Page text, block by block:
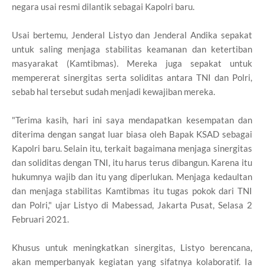
negara usai resmi dilantik sebagai Kapolri baru.
Usai bertemu, Jenderal Listyo dan Jenderal Andika sepakat
untuk saling menjaga stabilitas keamanan dan ketertiban
masyarakat (Kamtibmas). Mereka juga sepakat untuk
mempererat sinergitas serta soliditas antara TNI dan Polri,
sebab hal tersebut sudah menjadi kewajiban mereka.
"Terima kasih, hari ini saya mendapatkan kesempatan dan
diterima dengan sangat luar biasa oleh Bapak KSAD sebagai
Kapolri baru. Selain itu, terkait bagaimana menjaga sinergitas
dan soliditas dengan TNI, itu harus terus dibangun. Karena itu
hukumnya wajib dan itu yang diperlukan. Menjaga kedaultan
dan menjaga stabilitas Kamtibmas itu tugas pokok dari TNI
dan Polri," ujar Listyo di Mabessad, Jakarta Pusat, Selasa 2
Februari 2021.
Khusus untuk meningkatkan sinergitas, Listyo berencana,
akan memperbanyak kegiatan yang sifatnya kolaboratif. Ia